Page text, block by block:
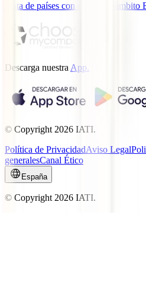
Lista de países con cobertura ámbito
Descarga nuestra App.
© Copyright 2026 IATI.
Política de PrivacidadAviso Legal
generalesCanal Ético
España
© Copyright 2026 IATI.